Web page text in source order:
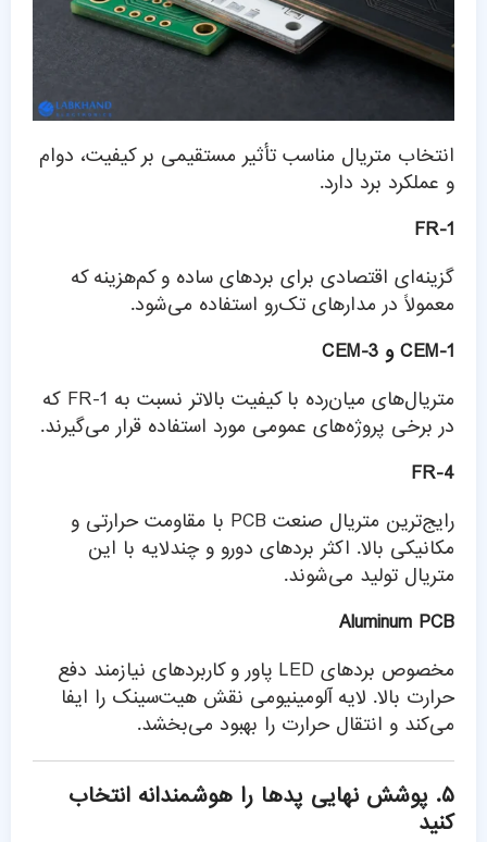
انتخاب متریال مناسب تأثیر مستقیمی بر کیفیت، دوام
و عملکرد برد دارد.
FR-1
گزینه‌ای اقتصادی برای بردهای ساده و کم‌هزینه که
معمولاً در مدارهای تک‌رو استفاده می‌شود.
CEM-1 و CEM-3
متریال‌های میان‌رده با کیفیت بالاتر نسبت به FR-1 که
در برخی پروژه‌های عمومی مورد استفاده قرار می‌گیرند.
FR-4
رایج‌ترین متریال صنعت PCB با مقاومت حرارتی و
مکانیکی بالا. اکثر بردهای دو‌رو و چندلایه با این
متریال تولید می‌شوند.
Aluminum PCB
مخصوص بردهای LED پاور و کاربردهای نیازمند دفع
حرارت بالا. لایه آلومینیومی نقش هیت‌سینک را ایفا
می‌کند و انتقال حرارت را بهبود می‌بخشد.
۵. پوشش نهایی پدها را هوشمندانه انتخاب
کنید